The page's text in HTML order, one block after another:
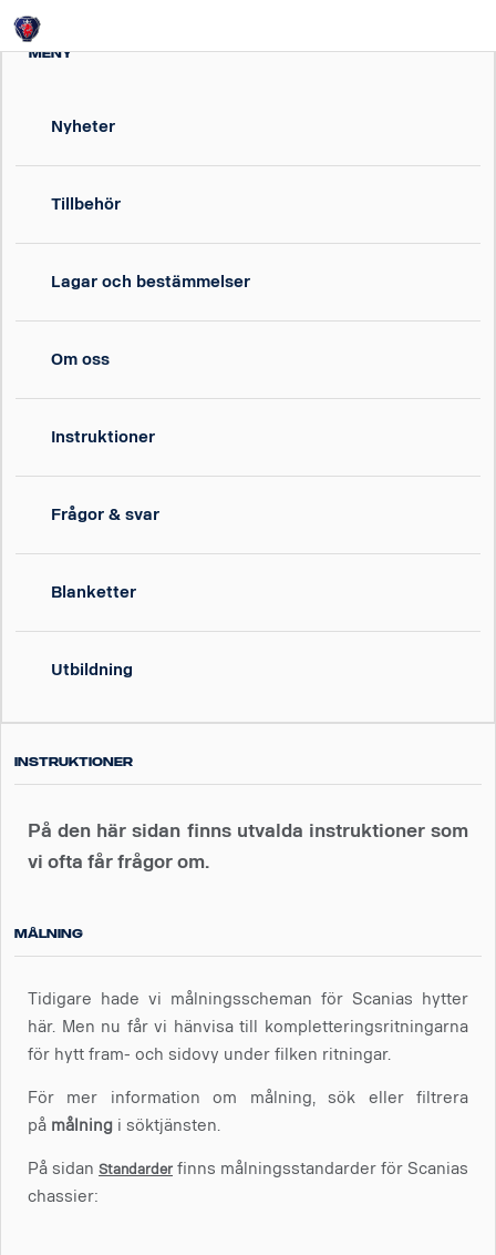
MENY
Nyheter
Tillbehör
Lagar och bestämmelser
Om oss
Instruktioner
Frågor & svar
Blanketter
Utbildning
Instruktioner
På den här sidan finns utvalda instruktioner som
vi ofta får frågor om.
Målning
Tidigare hade vi målningsscheman för Scanias hytter
här. Men nu får vi hänvisa till kompletteringsritningarna
för hytt fram- och sidovy under filken ritningar.
För mer information om målning, sök eller filtrera
på målning i söktjänsten.
På sidan Standarder finns målningsstandarder för Scanias
chassier: